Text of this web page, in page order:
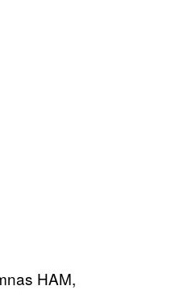
HAM,